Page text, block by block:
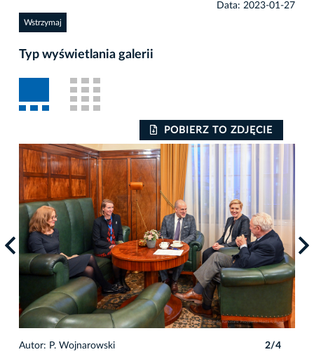
Data: 2023-01-27
Wstrzymaj
Typ wyświetlania galerii
POBIERZ TO ZDJĘCIE
Autor: P. Wojnarowski 2/4